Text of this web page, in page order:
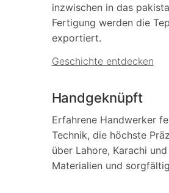
inzwischen in das
Fertigung werden die
exportiert.
Geschichte entdecken
Handgeknüpft
Erfahrene Handwerker
Technik, die höchste
über Lahore, Karachi
Materialien und